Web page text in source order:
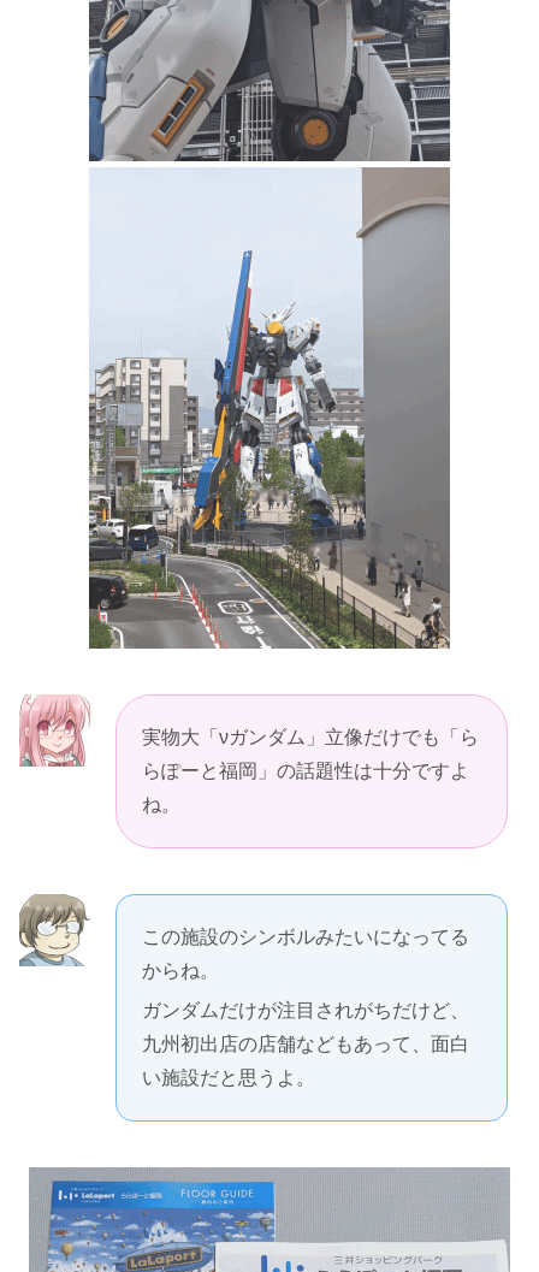
実物大「νガンダム」立像だけでも「ら
らぽーと福岡」の話題性は十分ですよ
ね。
この施設のシンボルみたいになってる
からね。
ガンダムだけが注目されがちだけど、
九州初出店の店舗などもあって、面白
い施設だと思うよ。